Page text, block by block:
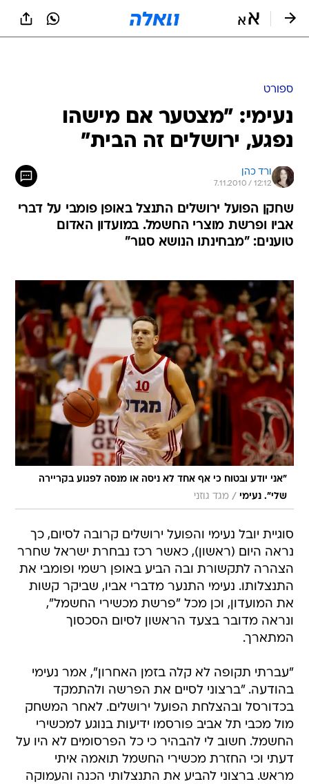
ספורט
נעימי: "מצטער אם מישהו
נפגע, ירושלים זה הבית"
ורד כהן
7.11.2010 / 12:12
שחקן הפועל ירושלים התנצל באופן פומבי על דברי
אביו ופרשת מוצרי החשמל. במועדון האדום
טוענים: "מבחינתו הנושא סגור"
"אני יודע ובטוח כי אף אחד לא ניסה או מנסה לפגוע בקריירה
שלי". נעימי / מגד גוזני
סוגיית יובל נעימי והפועל ירושלים קרובה לסיום, כך
נראה היום (ראשון), כאשר רכז נבחרת ישראל שחרר
הצהרה לתקשורת ובה הביע באופן רשמי ופומבי את
התנצלותו. נעימי התנער מדברי אביו, שביקר קשות
את המועדון, וכן מכל "פרשת מכשירי החשמל",
ונראה מדובר בצעד הראשון לסיום הסכסוך
המתארך.
"עברתי תקופה לא קלה בזמן האחרון", אמר נעימי
בהודעה. "ברצוני לסיים את הפרשה ולהתמקד
בכדורסל ובהצלחת הפועל ירושלים. לאחר המשחק
מול מכבי תל אביב פורסמו ידיעות בנוגע למכשירי
החשמל. חשוב לי להבהיר כי כל הפרסומים לא היו על
דעתי וכי החזרת מכשירי החשמל תואמה איתי
מראש. ברצוני להביע את התנצלותי הכנה והעמוקה